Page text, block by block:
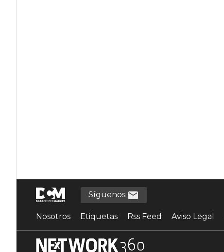
Síguenos
Nosotros Etiquetas Rss Feed Aviso Legal